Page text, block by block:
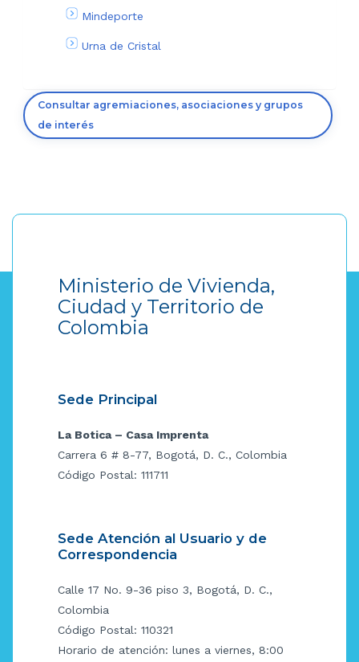
Mindeporte
Urna de Cristal
Consultar agremiaciones, asociaciones y grupos
de interés
Ministerio de Vivienda,
Ciudad y Territorio de
Colombia
Sede Principal
La Botica – Casa Imprenta
Carrera 6 # 8-77, Bogotá, D. C., Colombia
Código Postal: 111711
Sede Atención al Usuario y de
Correspondencia
Calle 17 No. 9-36 piso 3, Bogotá, D. C.,
Colombia
Código Postal: 110321
Horario de atención: lunes a viernes, 8:00